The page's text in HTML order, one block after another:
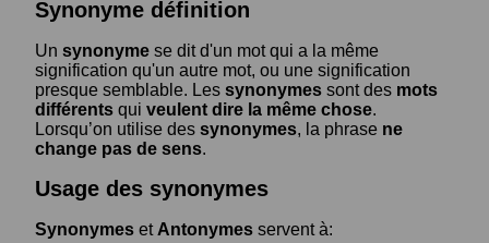
Synonyme définition
Un synonyme se dit d'un mot qui a la même
signification qu'un autre mot, ou une signification
presque semblable. Les synonymes sont des mots
différents qui veulent dire la même chose.
Lorsqu’on utilise des synonymes, la phrase ne
change pas de sens.
Usage des synonymes
Synonymes et Antonymes servent à: